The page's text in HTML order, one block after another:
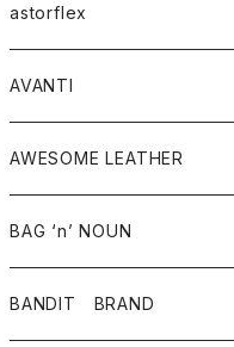
バッグ
シューズ
アクセサリー
その他雑貨
コート
ジャケット
トップス
ベスト
シャツ
ワンピース
ボトム
スカート
パンツ
グッズ
靴
アクセサリー
ウォレット
バッグ
astorflex
グッズ
靴
AVANTI
シャツ
AWESOME LEATHER
アウター
革ジャケット
BAG ‘n’ NOUN
アクセサリー
BANDIT BRAND